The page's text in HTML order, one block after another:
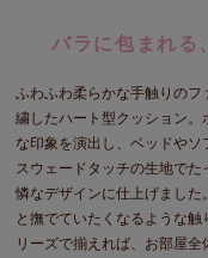
バラに包まれる
ふわふわ柔らかな手触りの
繍したハート型クッション
な印象を演出し、ベッドや
スウェードタッチの生地で
憐なデザインに仕上げまし
と撫でていたくなるような
リーズで揃えれば、お部屋